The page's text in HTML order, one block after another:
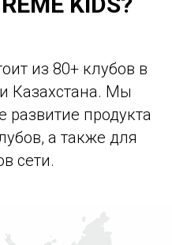
из 80+ клубов в
Казахстана. Мы
продукта
а также для
сети.